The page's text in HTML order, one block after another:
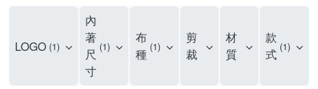
LOGO 1
內
著
尺
寸
1
布
種 1
剪
裁
材
質
款
式 1